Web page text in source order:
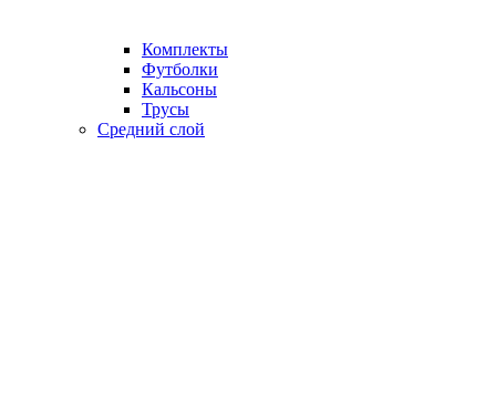
Комплекты
Футболки
Кальсоны
Трусы
Средний слой